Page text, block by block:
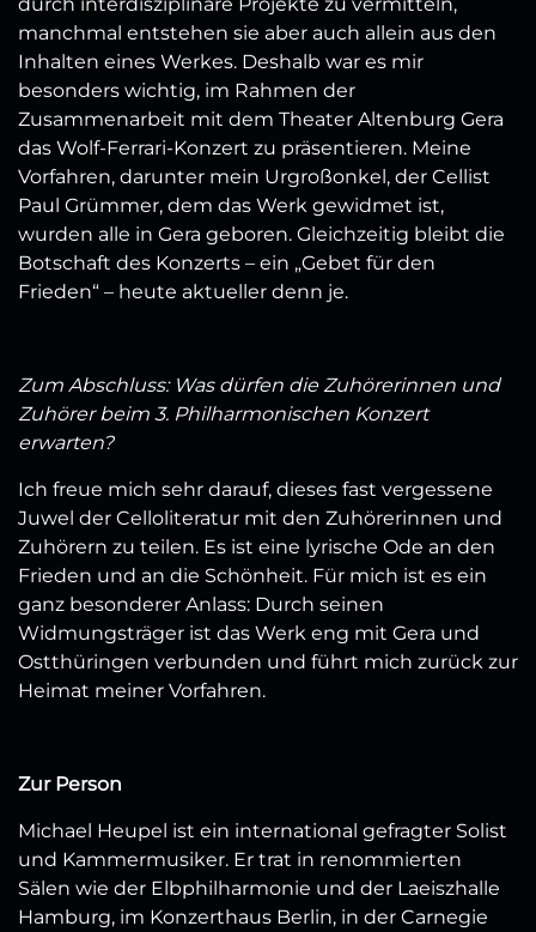
manchmal entstehen sie aber auch allein aus den
Inhalten eines Werkes. Deshalb war es mir
besonders wichtig, im Rahmen der
Zusammenarbeit mit dem Theater Altenburg Gera
das Wolf-Ferrari-Konzert zu präsentieren. Meine
Vorfahren, darunter mein Urgroßonkel, der Cellist
Paul Grümmer, dem das Werk gewidmet ist,
wurden alle in Gera geboren. Gleichzeitig bleibt die
Botschaft des Konzerts – ein „Gebet für den
Frieden“ – heute aktueller denn je.
Zum Abschluss: Was dürfen die Zuhörerinnen und
Zuhörer beim 3. Philharmonischen Konzert
erwarten?
Ich freue mich sehr darauf, dieses fast vergessene
Juwel der Celloliteratur mit den Zuhörerinnen und
Zuhörern zu teilen. Es ist eine lyrische Ode an den
Frieden und an die Schönheit. Für mich ist es ein
ganz besonderer Anlass: Durch seinen
Widmungsträger ist das Werk eng mit Gera und
Ostthüringen verbunden und führt mich zurück zur
Heimat meiner Vorfahren.
Zur Person
Michael Heupel ist ein international gefragter Solist
und Kammermusiker. Er trat in renommierten
Sälen wie der Elbphilharmonie und der Laeiszhalle
Hamburg, im Konzerthaus Berlin, in der Carnegie